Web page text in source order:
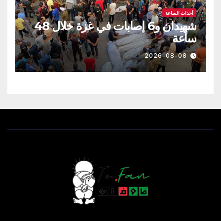
أحداث الساعة
شهيدان و6 إصابات في غزة خلال 48
ساعة
2026-08-08